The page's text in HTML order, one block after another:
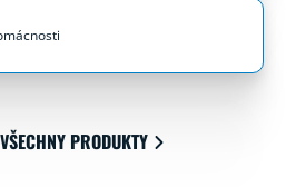
PRODUKTY